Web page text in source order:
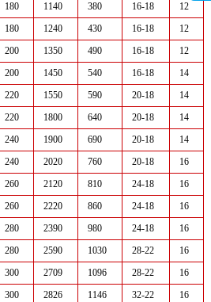
180 1140 380 16-18
12
180 1240 430 16-18
12
200 1350 490 16-18
12
200 1450 540 16-18
14
220 1550 590 20-18
14
220 1800 640 20-18
14
240 1900 690 20-18
14
240 2020 760 20-18
16
260 2120 810 24-18
16
260 2220 860 24-18
16
280 2390 980 24-18
16
280 2590 1030 28-22
16
300 2709 1096 28-22
16
300 2826 1146 32-22
16